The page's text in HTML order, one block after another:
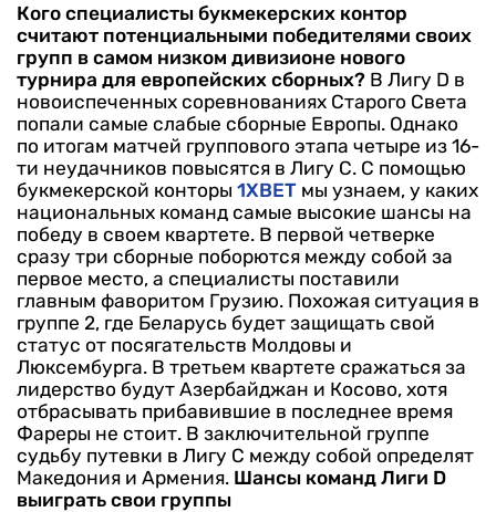
Кого специалисты букмекерских контор
считают потенциальными победителями своих
групп в самом низком дивизионе нового
турнира для европейских сборных? В Лигу D в
новоиспеченных соревнованиях Старого Света
попали самые слабые сборные Европы. Однако
по итогам матчей группового этапа четыре из 16-
ти неудачников повысятся в Лигу С. С помощью
букмекерской конторы 1XBET мы узнаем, у каких
национальных команд самые высокие шансы на
победу в своем квартете. В первой четверке
сразу три сборные поборются между собой за
первое место, а специалисты поставили
главным фаворитом Грузию. Похожая ситуация в
группе 2, где Беларусь будет защищать свой
статус от посягательств Молдовы и
Люксембурга. В третьем квартете сражаться за
лидерство будут Азербайджан и Косово, хотя
отбрасывать прибавившие в последнее время
Фареры не стоит. В заключительной группе
судьбу путевки в Лигу С между собой определят
Македония и Армения. Шансы команд Лиги D
выиграть свои группы